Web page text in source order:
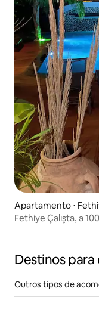
Apartamento ⋅
Fethiye Çalışta, a
Destinos
Outros tipos de